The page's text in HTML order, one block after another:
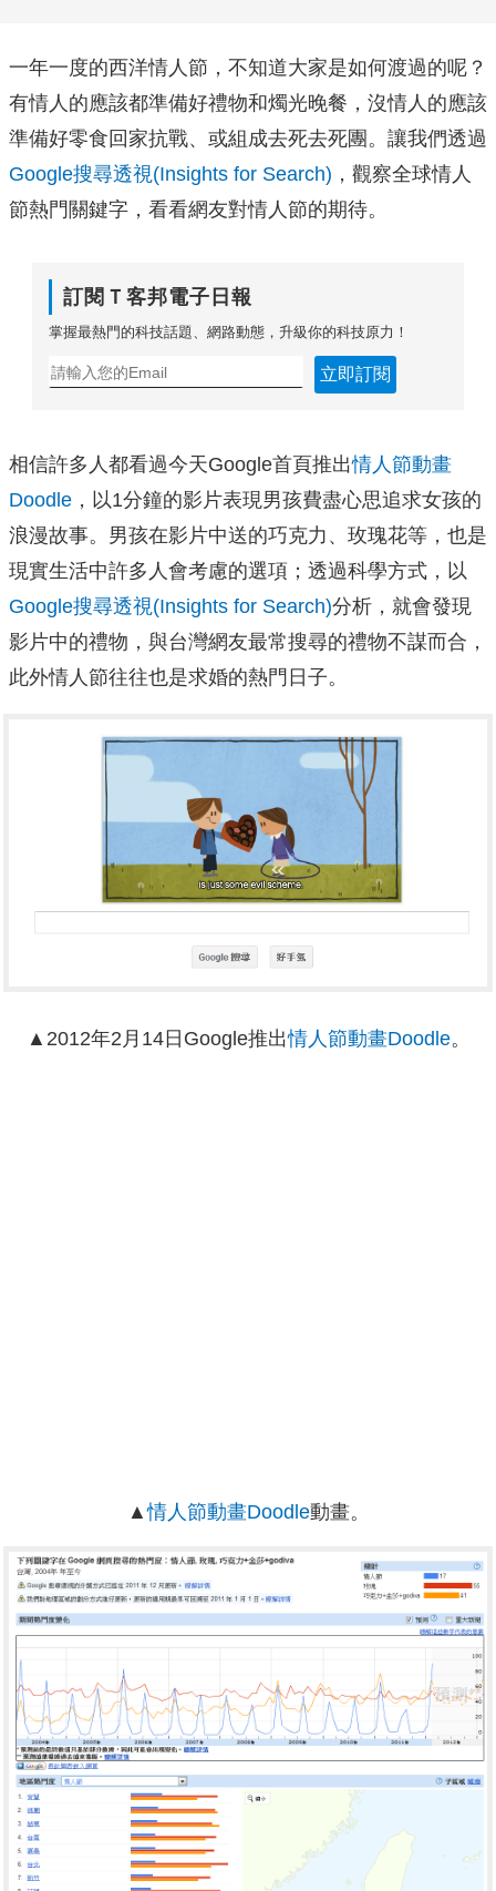
一年一度的西洋情人節，不知道大家是如何渡過的呢？
有情人的應該都準備好禮物和燭光晚餐，沒情人的應該
準備好零食回家抗戰、或組成去死去死團。讓我們透過
Google搜尋透視(Insights for Search) ，觀察全球情人
節熱門關鍵字，看看網友對情人節的期待。
訂閱Ｔ客邦電子日報
掌握最熱門的科技話題、網路動態，升級你的科技原力！
立即訂閱
相信許多人都看過今天Google首頁推出情人節動畫
Doodle ，以1分鐘的影片表現男孩費盡心思追求女孩的
浪漫故事。男孩在影片中送的巧克力、玫瑰花等，也是
現實生活中許多人會考慮的選項；透過科學方式，以
Google搜尋透視(Insights for Search)分析，就會發現
影片中的禮物，與台灣網友最常搜尋的禮物不謀而合，
此外情人節往往也是求婚的熱門日子。
▲ 2012年2月14日Google推出情人節動畫Doodle。
▲情人節動畫Doodle動畫。